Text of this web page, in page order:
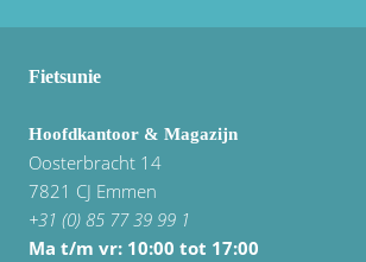
Fietsunie
Hoofdkantoor & Magazijn
Oosterbracht 14
7821 CJ Emmen
+31 (0) 85 77 39 99 1
Ma t/m vr: 10:00 tot 17:00